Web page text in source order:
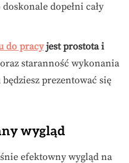
dopełni cały
do pracyjest prostota i
staranność wykonania
prezentować się
wygląd
efektowny wygląd na